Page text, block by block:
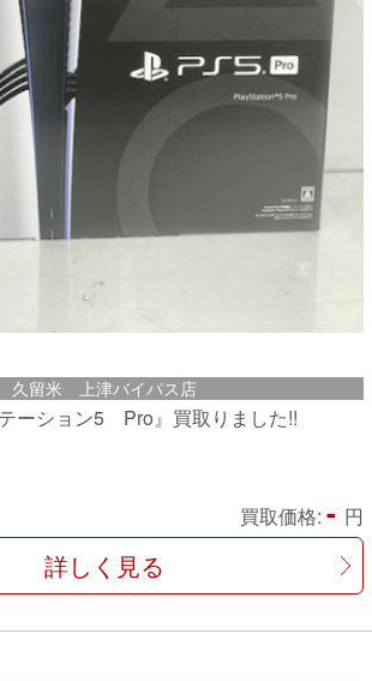
久留米 上津バイパス店
ーション5 Pro』買取りました!!
買取価格: - 円
詳しく見る